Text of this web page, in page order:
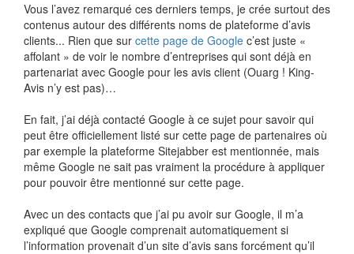
Vous l’avez remarqué ces derniers temps, je crée surtout des
contenus autour des différents noms de plateforme d’avis
clients... Rien que sur cette page de Google c’est juste «
affolant » de voir le nombre d’entreprises qui sont déjà en
partenariat avec Google pour les avis client (Ouarg ! King-
Avis n’y est pas)…
En fait, j’ai déjà contacté Google à ce sujet pour savoir qui
peut être officiellement listé sur cette page de partenaires où
par exemple la plateforme Sitejabber est mentionnée, mais
même Google ne sait pas vraiment la procédure à appliquer
pour pouvoir être mentionné sur cette page.
Avec un des contacts que j’ai pu avoir sur Google, il m’a
expliqué que Google comprenait automatiquement si
l’information provenait d’un site d’avis sans forcément qu’il